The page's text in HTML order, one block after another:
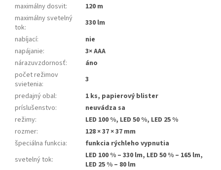
maximálny dosvit:
120 m
maximálny svetelný
tok:
330 lm
nabíjací:
nie
napájanie:
3× AAA
nárazuvzdornosť:
áno
počet režimov
svietenia:
3
predajný obal:
1 ks, papierový blister
príslušenstvo:
neuvádza sa
režimy:
LED 100 %, LED 50 %, LED 25 %
rozmer:
128 × 37 × 37 mm
špeciálna funkcia:
funkcia rýchleho vypnutia
svetelný tok:
LED 100 % – 330 lm, LED 50 % – 165 lm,
LED 25 % – 80 lm